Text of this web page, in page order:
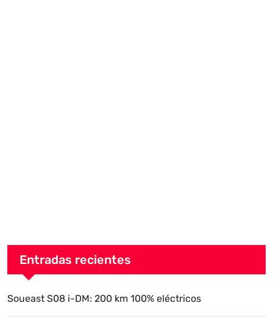
Entradas recientes
Soueast S08 i-DM: 200 km 100% eléctricos